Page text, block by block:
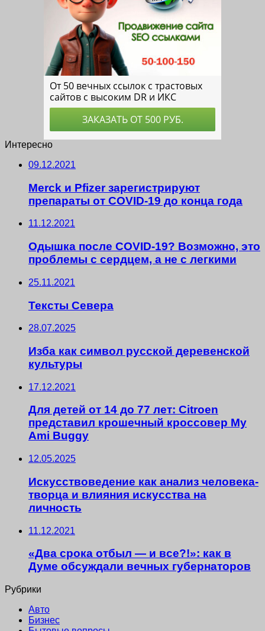
Интересно
09.12.2021
Merck и Pfizer зарегистрируют
препараты от COVID-19 до конца года
11.12.2021
Одышка после COVID-19? Возможно, это
проблемы с сердцем, а не с легкими
25.11.2021
Тексты Севера
28.07.2025
Изба как символ русской деревенской
культуры
17.12.2021
Для детей от 14 до 77 лет: Citroen
представил крошечный кроссовер My
Ami Buggy
12.05.2025
Искусствоведение как анализ человека-
творца и влияния искусства на
личность
11.12.2021
«Два срока отбыл — и все?!»: как в
Думе обсуждали вечных губернаторов
Рубрики
Авто
Бизнес